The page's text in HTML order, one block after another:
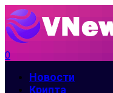
0
Новости
Крипта